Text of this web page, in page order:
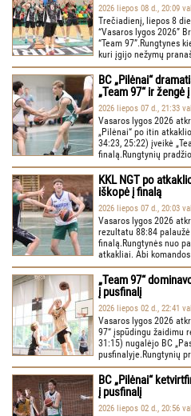
2026 liepos 08 d., 20:09
Trečiadienį, liepos 8
“Vasaros lygos 2026”
“Team 97”.Rungtynes
kuri įgijo nežymų
BC „Pilėnai“
„Team 97“ ir žengė
2026 liepos 07 d., 21:33
Vasaros lygos 2026
„Pilėnai“ po itin
34:23, 25:22) įveikė
finalą.Rungtynių
KKL NGT po
iškopė į finalą
2026 liepos 07 d., 20:03
Vasaros lygos 2026
rezultatu 88:84
finalą.Rungtynės nuo
atkakliai. Abi
„Team 97“
į pusfinalį
2026 liepos 02 d., 22:41
Vasaros lygos 2026
97“ įspūdingu žaidimu
31:15) nugalėjo BC
pusfinalyje.Rungtynių
BC „Pilėnai“
į pusfinalį
2026 liepos 02 d., 20:56